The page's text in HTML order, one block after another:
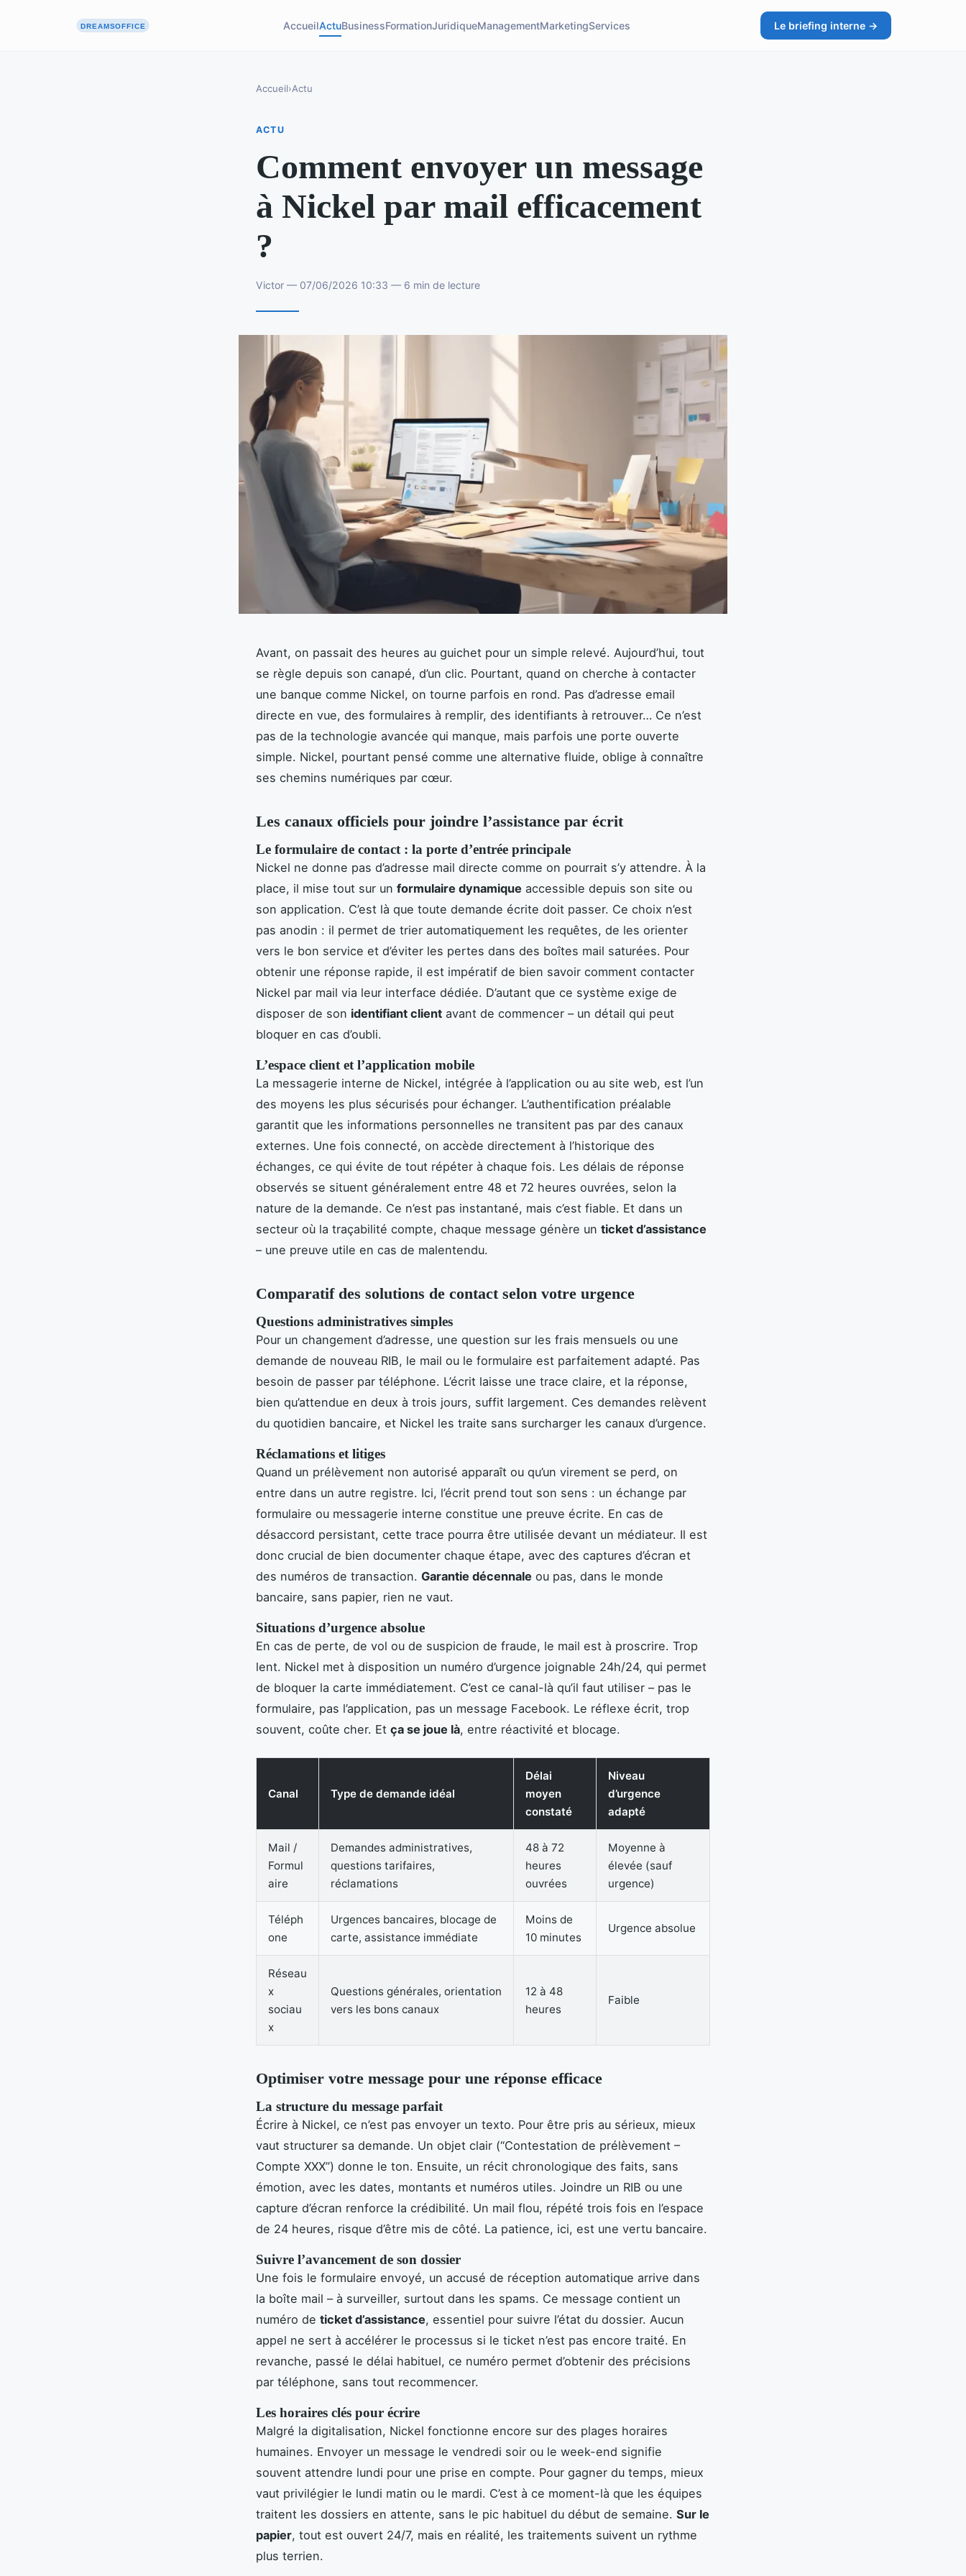
AccueilActuBusinessFormationJuridiqueManagementMarketingServices Le briefing interne →
Accueil›Actu
ACTU
Comment envoyer un message
à Nickel par mail efficacement
?
Victor — 07/06/2026 10:33 — 6 min de lecture
Avant, on passait des heures au guichet pour un simple relevé. Aujourd’hui, tout
se règle depuis son canapé, d’un clic. Pourtant, quand on cherche à contacter
une banque comme Nickel, on tourne parfois en rond. Pas d’adresse email
directe en vue, des formulaires à remplir, des identifiants à retrouver… Ce n’est
pas de la technologie avancée qui manque, mais parfois une porte ouverte
simple. Nickel, pourtant pensé comme une alternative fluide, oblige à connaître
ses chemins numériques par cœur.
Les canaux officiels pour joindre l’assistance par écrit
Le formulaire de contact : la porte d’entrée principale
Nickel ne donne pas d’adresse mail directe comme on pourrait s’y attendre. À la
place, il mise tout sur un formulaire dynamique accessible depuis son site ou
son application. C’est là que toute demande écrite doit passer. Ce choix n’est
pas anodin : il permet de trier automatiquement les requêtes, de les orienter
vers le bon service et d’éviter les pertes dans des boîtes mail saturées. Pour
obtenir une réponse rapide, il est impératif de bien savoir comment contacter
Nickel par mail via leur interface dédiée. D’autant que ce système exige de
disposer de son identifiant client avant de commencer – un détail qui peut
bloquer en cas d’oubli.
L’espace client et l’application mobile
La messagerie interne de Nickel, intégrée à l’application ou au site web, est l’un
des moyens les plus sécurisés pour échanger. L’authentification préalable
garantit que les informations personnelles ne transitent pas par des canaux
externes. Une fois connecté, on accède directement à l’historique des
échanges, ce qui évite de tout répéter à chaque fois. Les délais de réponse
observés se situent généralement entre 48 et 72 heures ouvrées, selon la
nature de la demande. Ce n’est pas instantané, mais c’est fiable. Et dans un
secteur où la traçabilité compte, chaque message génère un ticket d’assistance
– une preuve utile en cas de malentendu.
Comparatif des solutions de contact selon votre urgence
Questions administratives simples
Pour un changement d’adresse, une question sur les frais mensuels ou une
demande de nouveau RIB, le mail ou le formulaire est parfaitement adapté. Pas
besoin de passer par téléphone. L’écrit laisse une trace claire, et la réponse,
bien qu’attendue en deux à trois jours, suffit largement. Ces demandes relèvent
du quotidien bancaire, et Nickel les traite sans surcharger les canaux d’urgence.
Réclamations et litiges
Quand un prélèvement non autorisé apparaît ou qu’un virement se perd, on
entre dans un autre registre. Ici, l’écrit prend tout son sens : un échange par
formulaire ou messagerie interne constitue une preuve écrite. En cas de
désaccord persistant, cette trace pourra être utilisée devant un médiateur. Il est
donc crucial de bien documenter chaque étape, avec des captures d’écran et
des numéros de transaction. Garantie décennale ou pas, dans le monde
bancaire, sans papier, rien ne vaut.
Situations d’urgence absolue
En cas de perte, de vol ou de suspicion de fraude, le mail est à proscrire. Trop
lent. Nickel met à disposition un numéro d’urgence joignable 24h/24, qui permet
de bloquer la carte immédiatement. C’est ce canal-là qu’il faut utiliser – pas le
formulaire, pas l’application, pas un message Facebook. Le réflexe écrit, trop
souvent, coûte cher. Et ça se joue là, entre réactivité et blocage.
Canal Type de demande idéal
Délai
moyen
constaté
Niveau
d’urgence
adapté
Mail /
Formul
aire
Demandes administratives,
questions tarifaires,
réclamations
48 à 72
heures
ouvrées
Moyenne à
élevée (sauf
urgence)
Téléph
one
Urgences bancaires, blocage de
carte, assistance immédiate
Moins de
10 minutes
Urgence absolue
Réseau
x
sociau
x
Questions générales, orientation
vers les bons canaux
12 à 48
heures
Faible
Optimiser votre message pour une réponse efficace
La structure du message parfait
Écrire à Nickel, ce n’est pas envoyer un texto. Pour être pris au sérieux, mieux
vaut structurer sa demande. Un objet clair (“Contestation de prélèvement –
Compte XXX”) donne le ton. Ensuite, un récit chronologique des faits, sans
émotion, avec les dates, montants et numéros utiles. Joindre un RIB ou une
capture d’écran renforce la crédibilité. Un mail flou, répété trois fois en l’espace
de 24 heures, risque d’être mis de côté. La patience, ici, est une vertu bancaire.
Suivre l’avancement de son dossier
Une fois le formulaire envoyé, un accusé de réception automatique arrive dans
la boîte mail – à surveiller, surtout dans les spams. Ce message contient un
numéro de ticket d’assistance, essentiel pour suivre l’état du dossier. Aucun
appel ne sert à accélérer le processus si le ticket n’est pas encore traité. En
revanche, passé le délai habituel, ce numéro permet d’obtenir des précisions
par téléphone, sans tout recommencer.
Les horaires clés pour écrire
Malgré la digitalisation, Nickel fonctionne encore sur des plages horaires
humaines. Envoyer un message le vendredi soir ou le week-end signifie
souvent attendre lundi pour une prise en compte. Pour gagner du temps, mieux
vaut privilégier le lundi matin ou le mardi. C’est à ce moment-là que les équipes
traitent les dossiers en attente, sans le pic habituel du début de semaine. Sur le
papier, tout est ouvert 24/7, mais en réalité, les traitements suivent un rythme
plus terrien.